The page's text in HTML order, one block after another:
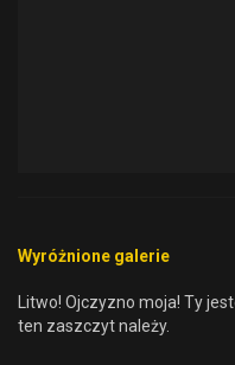
Wyróżnione galerie
Litwo! Ojczyzno moja! Ty
ten zaszczyt należy.